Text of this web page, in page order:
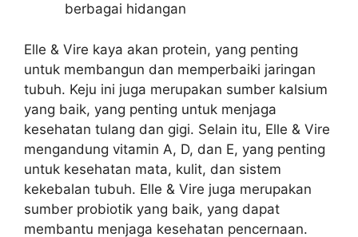
berbagai hidangan
Elle & Vire kaya akan protein, yang penting
untuk membangun dan memperbaiki jaringan
tubuh. Keju ini juga merupakan sumber kalsium
yang baik, yang penting untuk menjaga
kesehatan tulang dan gigi. Selain itu, Elle & Vire
mengandung vitamin A, D, dan E, yang penting
untuk kesehatan mata, kulit, dan sistem
kekebalan tubuh. Elle & Vire juga merupakan
sumber probiotik yang baik, yang dapat
membantu menjaga kesehatan pencernaan.